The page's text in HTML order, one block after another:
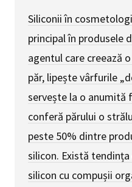
Siliconii în
principal în produsele
agentul care creează
păr, lipește vârfurile
servește la o anumită
conferă părului o
peste 50% dintre
silicon. Există
silicon cu compușii